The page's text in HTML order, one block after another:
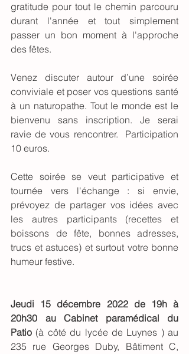
gratitude pour tout le chemin parcouru
durant l'année et tout simplement
passer un bon moment à l'approche
des fêtes.
Venez discuter autour d’une soirée
conviviale et poser vos questions santé
à un naturopathe. Tout le monde est le
bienvenu sans inscription. Je serai
ravie de vous rencontrer.  Participation
10 euros.
Cette soirée se veut participative et
tournée vers l'échange : si envie,
prévoyez de partager vos idées avec
les autres participants (recettes et
boissons de fête, bonnes adresses,
trucs et astuces) et surtout votre bonne
humeur festive.
Jeudi 15 décembre 2022 de 19h à
20h30 au Cabinet paramédical du
Patio (à côté du lycée de Luynes ) au
235 rue Georges Duby, Bâtiment C,